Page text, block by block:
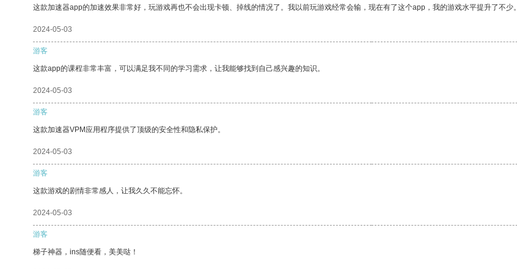
这款加速器app的加速效果非常好，玩游戏再也不会出现卡顿、掉线的情况了。我以前玩游戏经常会输，现在有了这个app，我的游戏水平提升了不少。
2024-05-03
游客
这款app的课程非常丰富，可以满足我不同的学习需求，让我能够找到自己感兴趣的知识。
2024-05-03
游客
这款加速器VPM应用程序提供了顶级的安全性和隐私保护。
2024-05-03
游客
这款游戏的剧情非常感人，让我久久不能忘怀。
2024-05-03
游客
梯子神器，ins随便看，美美哒！